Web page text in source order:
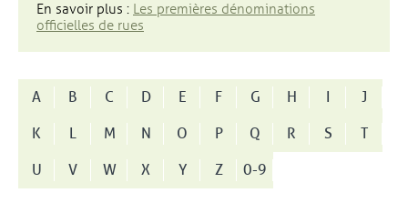
En savoir plus : Les premières dénominations
officielles de rues
A B C D E F G H I
J
K
L M N O P Q R S
T
U
V W X Y Z 0-9